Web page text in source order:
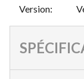
Version: